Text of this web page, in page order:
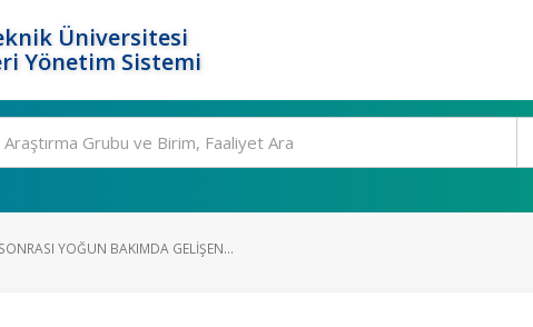
Üniversitesi
Yönetim Sistemi
YOĞUN BAKIMDA GELIŞEN...